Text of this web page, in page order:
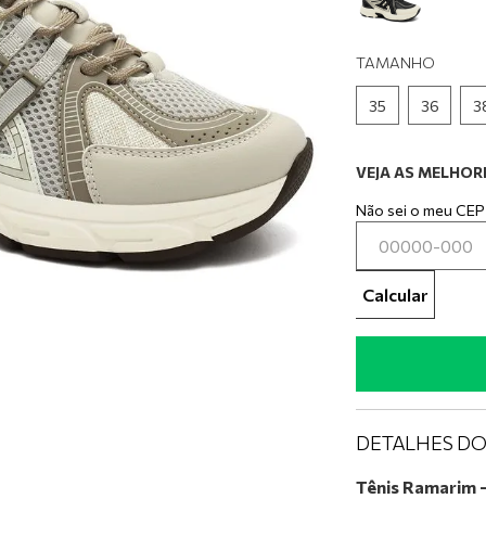
TAMANHO
35 36
VEJA AS
Não sei o meu CEP
Calcular
DETALHES
Tênis Ramarim
mocassim
º tênis preto